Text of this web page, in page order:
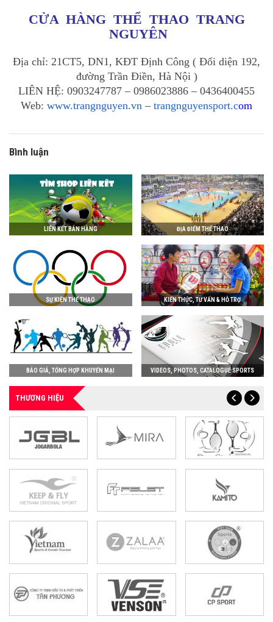
CỬA HÀNG THỂ THAO TRANG
NGUYÊN
Địa chỉ: 21CT5, DN1, KĐT Định Công ( Đối diện 192,
đường Trần Điền, Hà Nội )
LIÊN HỆ: 0903247787 – 0986023886 – 0436400455
Web: www.trangnguyen.vn – trangnguyensport.com
Bình luận
LIÊN KẾT BÁN HÀNG ĐỊA ĐIỂM THỂ THAO
SỰ KIỆN THỂ THAO KIẾN THỨC, TƯ VẤN & HỖ TRỢ
BÁO GIÁ, TỔNG HỢP KHUYẾN MẠI VIDEOS, PHOTOS, CATALOGUE SPORTS
THƯƠNG HIỆU